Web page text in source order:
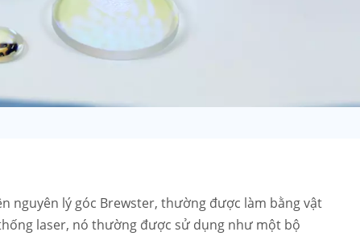
中文
nguyên lý góc Brewster, thường được làm bằng vật
laser, nó thường được sử dụng như một bộ